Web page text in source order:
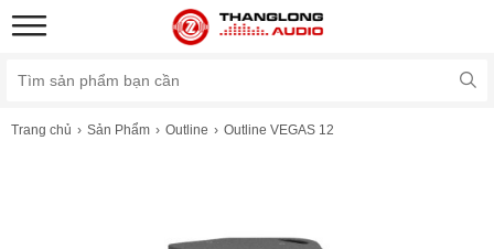
Trang chủ Sản Phẩm Outline Outline VEGAS 12